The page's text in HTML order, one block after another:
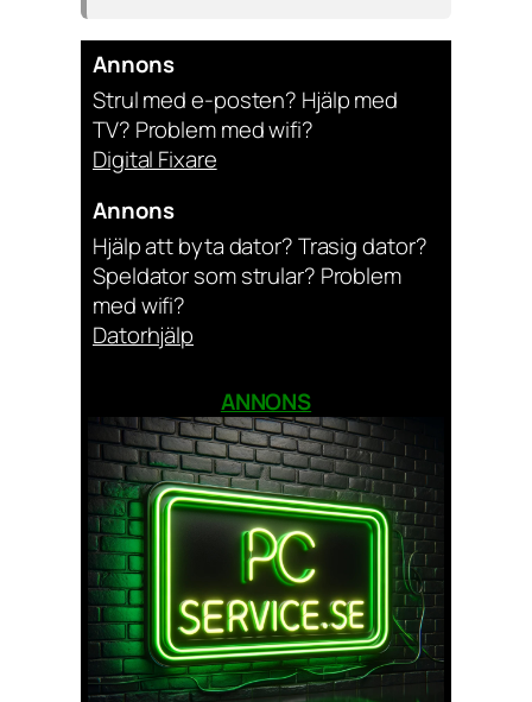
Annons
Strul med e-posten? Hjälp med
TV? Problem med wifi?
Digital Fixare
Annons
Hjälp att byta dator? Trasig dator?
Speldator som strular? Problem
med wifi?
Datorhjälp
ANNONS